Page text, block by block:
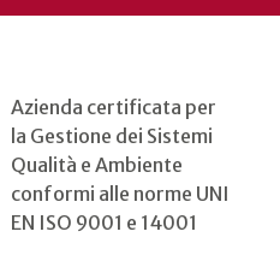
Azienda certificata per
la Gestione dei Sistemi
Qualità e Ambiente
conformi alle norme UNI
EN ISO 9001 e 14001